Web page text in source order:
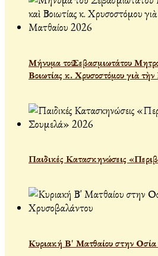
Μήνυμα τοῦ Σεβασμιωτάτου
Βοιωτίας κ. Χρυσοστόμου γιὰ
Παιδικές Κατασκηνώσεις
Κυριακή Β' Ματθαίου στην Οσία